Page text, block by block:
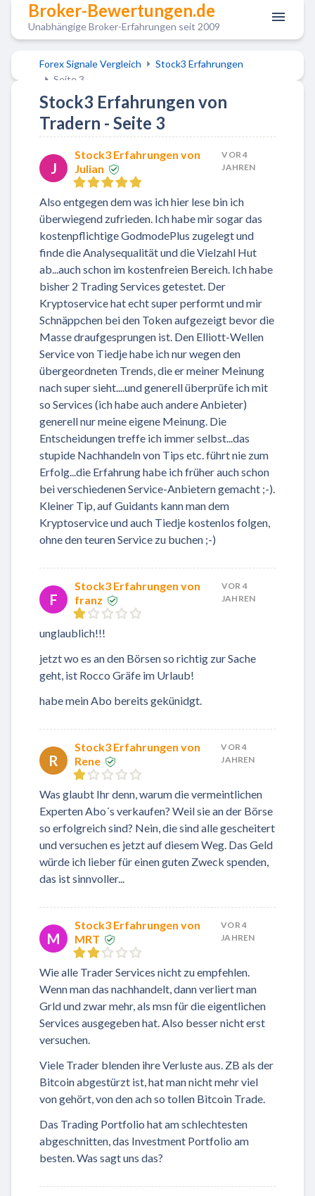
Broker-Bewertungen.de
Unabhängige Broker-Erfahrungen seit 2009
Forex Signale Vergleich
Stock3 Erfahrungen
Seite 3
Stock3 Erfahrungen von
Tradern - Seite 3
J
Stock3 Erfahrungen von
Julian
VOR 4
JAHREN
Also entgegen dem was ich hier lese bin ich
überwiegend zufrieden. Ich habe mir sogar das
kostenpflichtige GodmodePlus zugelegt und
finde die Analysequalität und die Vielzahl Hut
ab...auch schon im kostenfreien Bereich. Ich habe
bisher 2 Trading Services getestet. Der
Kryptoservice hat echt super performt und mir
Schnäppchen bei den Token aufgezeigt bevor die
Masse draufgesprungen ist. Den Elliott-Wellen
Service von Tiedje habe ich nur wegen den
übergeordneten Trends, die er meiner Meinung
nach super sieht....und generell überprüfe ich mit
so Services (ich habe auch andere Anbieter)
generell nur meine eigene Meinung. Die
Entscheidungen treffe ich immer selbst...das
stupide Nachhandeln von Tips etc. führt nie zum
Erfolg...die Erfahrung habe ich früher auch schon
bei verschiedenen Service-Anbietern gemacht ;-).
Kleiner Tip, auf Guidants kann man dem
Kryptoservice und auch Tiedje kostenlos folgen,
ohne den teuren Service zu buchen ;-)
F
Stock3 Erfahrungen von
franz
VOR 4
JAHREN
unglaublich!!!
jetzt wo es an den Börsen so richtig zur Sache
geht, ist Rocco Gräfe im Urlaub!
habe mein Abo bereits gekünidgt.
R
Stock3 Erfahrungen von
Rene
VOR 4
JAHREN
Was glaubt Ihr denn, warum die vermeintlichen
Experten Abo´s verkaufen? Weil sie an der Börse
so erfolgreich sind? Nein, die sind alle gescheitert
und versuchen es jetzt auf diesem Weg. Das Geld
würde ich lieber für einen guten Zweck spenden,
das ist sinnvoller...
M
Stock3 Erfahrungen von
MRT
VOR 4
JAHREN
Wie alle Trader Services nicht zu empfehlen.
Wenn man das nachhandelt, dann verliert man
Grld und zwar mehr, als msn für die eigentlichen
Services ausgegeben hat. Also besser nicht erst
versuchen.
Viele Trader blenden ihre Verluste aus. ZB als der
Bitcoin abgestürzt ist, hat man nicht mehr viel
von gehört, von den ach so tollen Bitcoin Trade.
Das Trading Portfolio hat am schlechtesten
abgeschnitten, das Investment Portfolio am
besten. Was sagt uns das?